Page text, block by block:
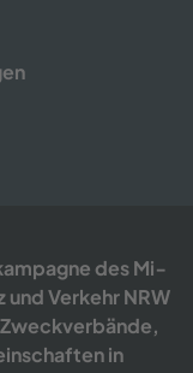
des Mi­
Ver­kehr NRW
in